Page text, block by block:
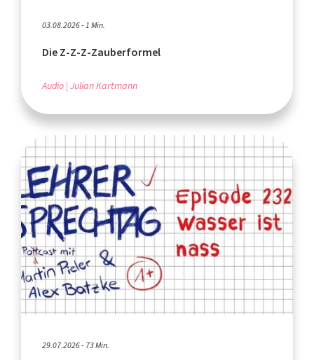
03.08.2026 - 1 Min.
Die Z-Z-Z-Zauberformel
Audio Julian Kartmann
29.07.2026 - 73 Min.